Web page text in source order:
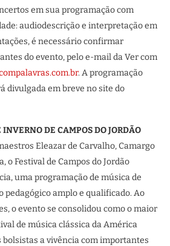
em sua programação com
audiodescrição e interpretação em
é necessário confirmar
do evento, pelo e-mail da Ver com
. A programação
divulgada em breve no site do
DE CAMPOS DO JORDÃO
Eleazar de Carvalho, Camargo
o Festival de Campos do Jordão
uma programação de música de
pedagógico amplo e qualificado. Ao
o evento se consolidou como o maior
de música clássica da América
bolsistas a vivência com importantes